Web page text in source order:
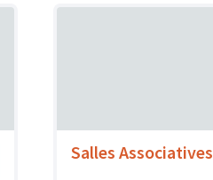
Salles Associatives